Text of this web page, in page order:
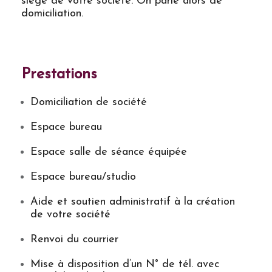
domiciliation.
Prestations
Domiciliation de société
Espace bureau
Espace salle de séance équipée
Espace bureau/studio
Aide et soutien administratif à la création
de votre société
Renvoi du courrier
Mise à disposition d’un N° de tél. avec